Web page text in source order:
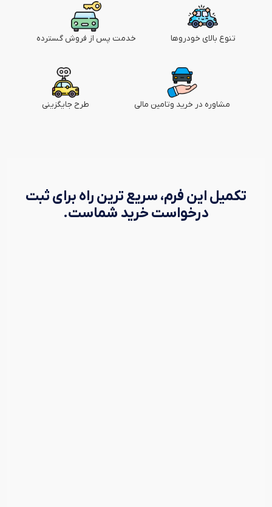
تنوع بالای خودروها خدمت پس از فروش گسترده
مشاوره در خرید وتامین مالی طرح جایگزینی
تکمیل این فرم، سریع ترین راه برای ثبت
درخواست خرید شماست.